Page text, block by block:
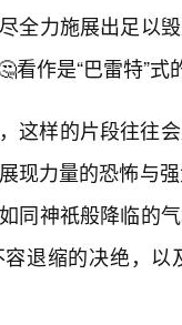
全力施展出足以
作是“巴雷特”式
这样的片段往往
现力量的恐怖与
同神祇般降临的
容退缩的决绝，